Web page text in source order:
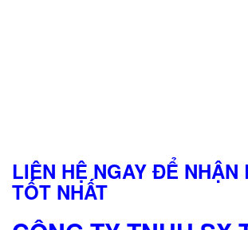
LIÊN HỆ NGAY ĐỂ NHẬN
TỐT NHẤT